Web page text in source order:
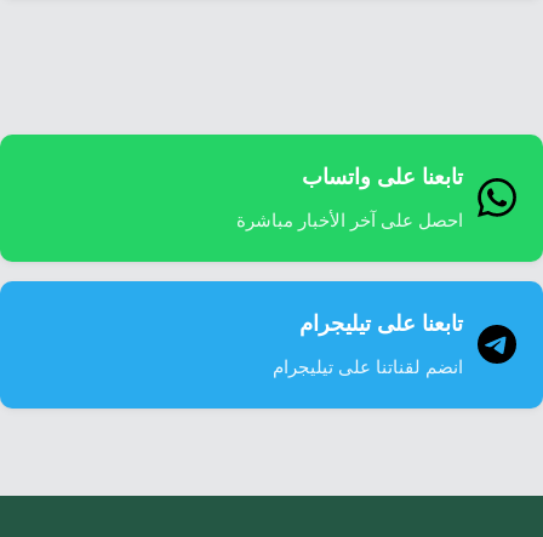
تابعنا على واتساب
احصل على آخر الأخبار مباشرة
تابعنا على تيليجرام
انضم لقناتنا على تيليجرام